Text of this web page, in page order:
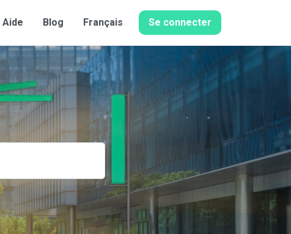
Aide Blog Français Se connecter
Share this: